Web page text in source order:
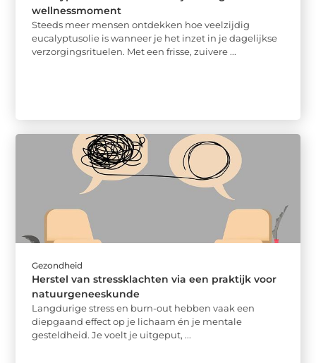
wellnessmoment
Steeds meer mensen ontdekken hoe veelzijdig
eucalyptusolie is wanneer je het inzet in je dagelijkse
verzorgingsrituelen. Met een frisse, zuivere ...
Gezondheid
Herstel van stressklachten via een praktijk voor
natuurgeneeskunde
Langdurige stress en burn-out hebben vaak een
diepgaand effect op je lichaam én je mentale
gesteldheid. Je voelt je uitgeput, ...